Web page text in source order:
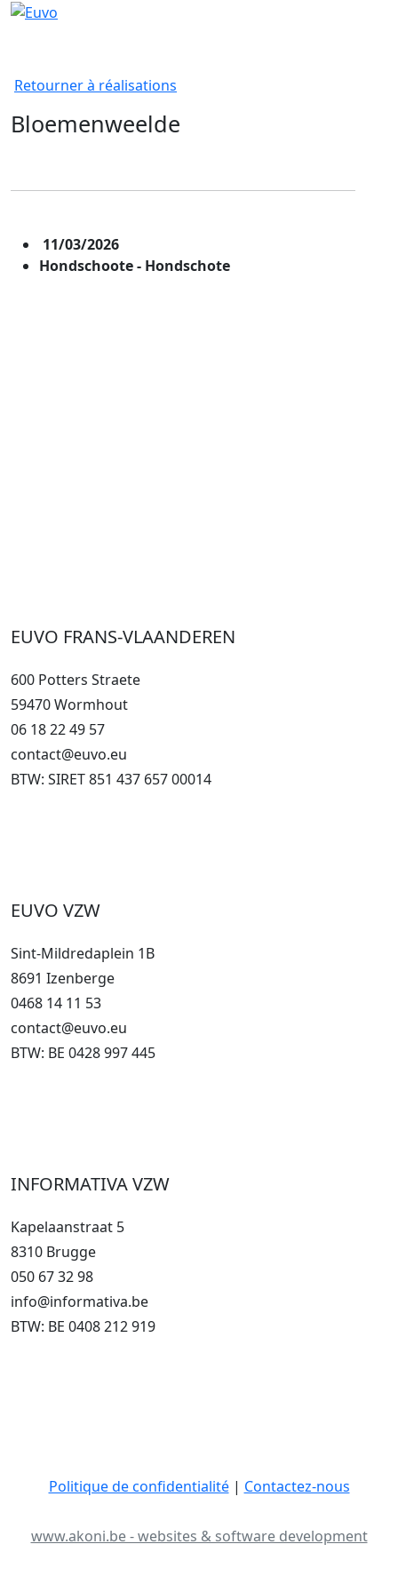
Retourner à réalisations
Bloemenweelde
11/03/2026
Hondschoote - Hondschote
EUVO FRANS-VLAANDEREN
600 Potters Straete
59470 Wormhout
06 18 22 49 57
contact@euvo.eu
BTW: SIRET 851 437 657 00014
EUVO VZW
Sint-Mildredaplein 1B
8691 Izenberge
0468 14 11 53
contact@euvo.eu
BTW: BE 0428 997 445
INFORMATIVA VZW
Kapelaanstraat 5
8310 Brugge
050 67 32 98
info@informativa.be
BTW: BE 0408 212 919
Politique de confidentialité | Contactez-nous
www.akoni.be - websites & software development